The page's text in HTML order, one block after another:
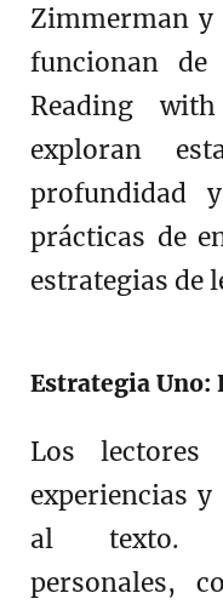
Zimmerman y
funcionan
Reading
exploran
profundidad
prácticas de
estrategias de
Estrategia Uno:
Los lectores
experiencias
al texto.
personales,